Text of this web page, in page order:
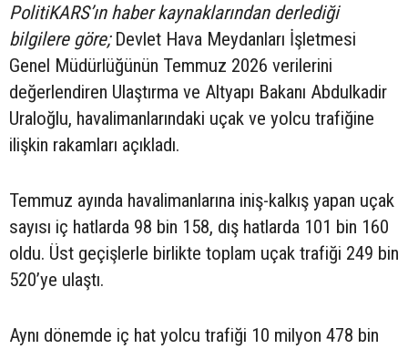
PolitiKARS’ın haber kaynaklarından derlediği
bilgilere göre;Devlet Hava Meydanları İşletmesi
Genel Müdürlüğünün Temmuz 2026 verilerini
değerlendiren Ulaştırma ve Altyapı Bakanı Abdulkadir
Uraloğlu, havalimanlarındaki uçak ve yolcu trafiğine
ilişkin rakamları açıkladı.
Temmuz ayında havalimanlarına iniş-kalkış yapan uçak
sayısı iç hatlarda 98 bin 158, dış hatlarda 101 bin 160
oldu. Üst geçişlerle birlikte toplam uçak trafiği 249 bin
520’ye ulaştı.
Aynı dönemde iç hat yolcu trafiği 10 milyon 478 bin